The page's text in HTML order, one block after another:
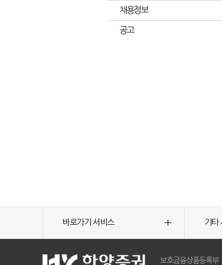
채용정보
공고
바로가기 서비스 기타
보호금융상품등록부